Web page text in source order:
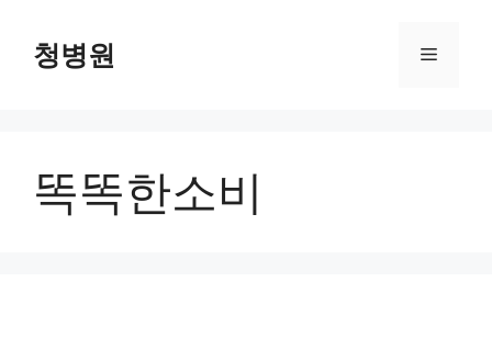
청병원 메
똑똑한소비